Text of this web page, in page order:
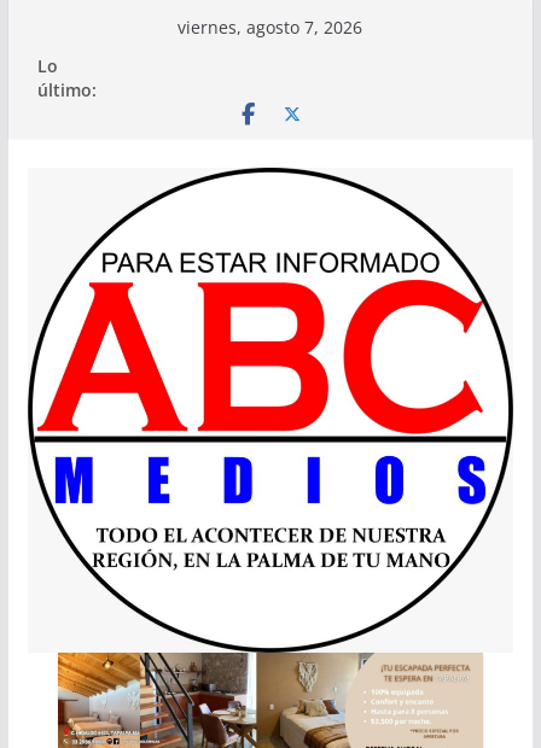
contenido
viernes, agosto 7, 2026
Lo
último: